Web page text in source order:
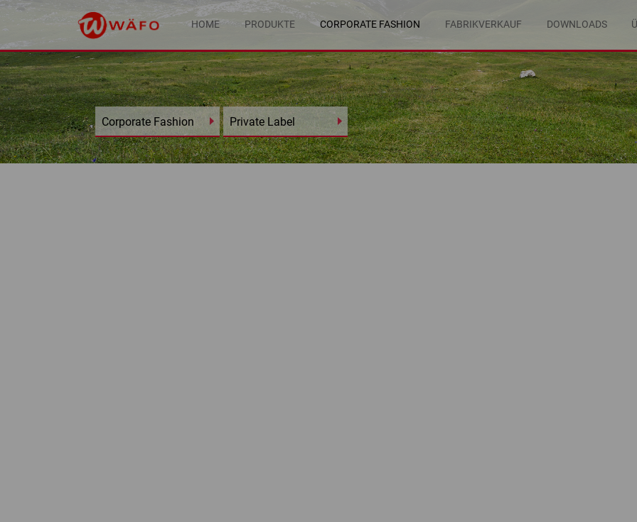
HOME PRODUKTE CORPORATE FASHION FABRIKVERKAUF DOWNLOADS
Corporate Fashion Private Label